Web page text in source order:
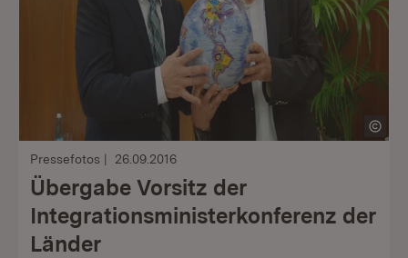
Pressefotos 26.09.2016
Übergabe Vorsitz der
Integrationsministerkonferenz der
Länder